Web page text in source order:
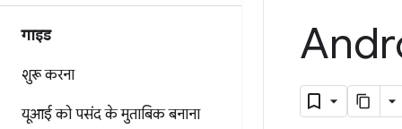
गाइड
शुरू करना
यूआई को पसंद के मुताबिक बनाना